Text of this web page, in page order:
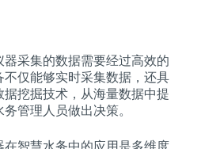
采集的数据需要经过高效的
仅能够实时采集数据，还具
挖掘技术，从海量数据中提
管理人员做出决策。
智慧水务中的应用是多维度